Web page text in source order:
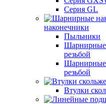
Серия GL
наконечники
Пыльники
Шарнирные
резьбой
Шарнирные
резьбой
Втулки